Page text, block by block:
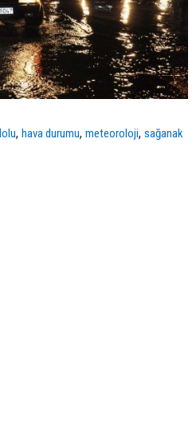
,hava durumu,meteoroloji,sağanak